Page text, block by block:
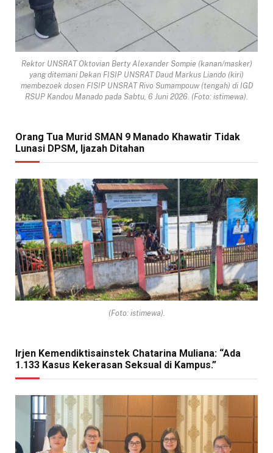
Rektor UNSRAT Oktovian Berty Alexander Sompie (kanan/masker)
yang ditemani Dekan FISIP UNSRAT Daud Markus Liando (kiri)
membezoek dosen FISIP UNSRAT Rivo Sumampouw (tengah) di IGD
RSUP Kandou Manado pada Sabtu, 6 Juni 2026. (Foto: istimewa).
Orang Tua Murid SMAN 9 Manado Khawatir Tidak
Lunasi DPSM, Ijazah Ditahan
(Foto: istimewa).
Irjen Kemendiktisainstek Chatarina Muliana: “Ada
1.133 Kasus Kekerasan Seksual di Kampus.”